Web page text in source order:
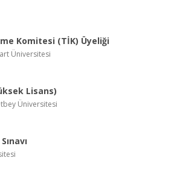
Komitesi (TİK) Üyeliği
Üniversitesi
Lisans)
Üniversitesi